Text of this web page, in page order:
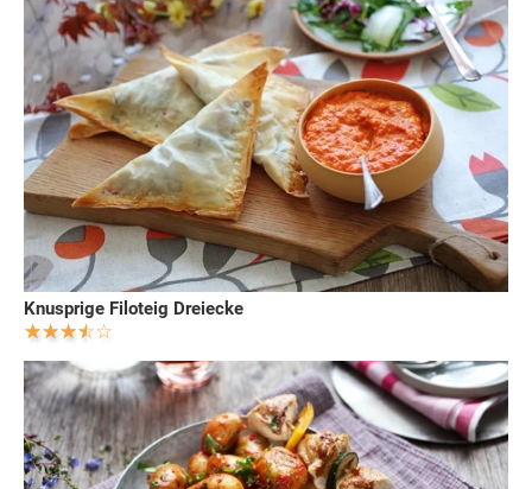
Knusprige Filoteig Dreiecke